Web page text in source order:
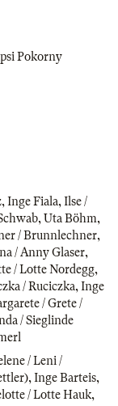
Pokorny
, Inge Fiala, Ilse /
, Uta Böhm,
/ Brunnlechner,
/ Anny Glaser,
/ Lotte Nordegg,
/ Ruciczka, Inge
/ Grete /
/ Sieglinde
/ Leni /
, Inge Barteis,
/ Lotte Hauk,